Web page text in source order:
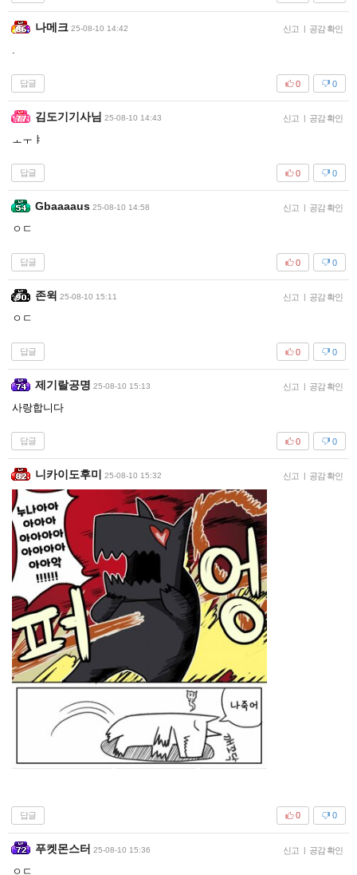
나메크 25-08-10 14:42 신고 | 공감 확인
.
답글 0
0
김도기기사님 25-08-10 14:43 신고 | 공감 확인
ㅗㅜㅑ
답글 0
0
Gbaaaaus 25-08-10 14:58 신고 | 공감 확인
ㅇㄷ
답글 0
0
존윅 25-08-10 15:11 신고 | 공감 확인
ㅇㄷ
답글 0
0
제기랄공명 25-08-10 15:13 신고 | 공감 확인
사랑합니다
답글 0
0
니카이도후미 25-08-10 15:32 신고 | 공감 확인
답글 0
0
푸켓몬스터 25-08-10 15:36 신고 | 공감 확인
ㅇㄷ